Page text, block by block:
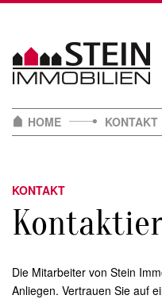
content
HOME
KONTAKT
KONTAKT
Die Mitarbeiter von Stein
Anliegen. Vertrauen Sie auf